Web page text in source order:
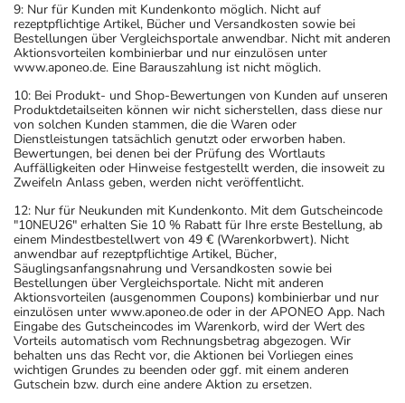
9: Nur für Kunden mit Kundenkonto möglich. Nicht auf
rezeptpflichtige Artikel, Bücher und Versandkosten sowie bei
Bestellungen über Vergleichsportale anwendbar. Nicht mit anderen
Aktionsvorteilen kombinierbar und nur einzulösen unter
www.aponeo.de. Eine Barauszahlung ist nicht möglich.
10: Bei Produkt- und Shop-Bewertungen von Kunden auf unseren
Produktdetailseiten können wir nicht sicherstellen, dass diese nur
von solchen Kunden stammen, die die Waren oder
Dienstleistungen tatsächlich genutzt oder erworben haben.
Bewertungen, bei denen bei der Prüfung des Wortlauts
Auffälligkeiten oder Hinweise festgestellt werden, die insoweit zu
Zweifeln Anlass geben, werden nicht veröffentlicht.
12: Nur für Neukunden mit Kundenkonto. Mit dem Gutscheincode
"10NEU26" erhalten Sie 10 % Rabatt für Ihre erste Bestellung, ab
einem Mindestbestellwert von 49 € (Warenkorbwert). Nicht
anwendbar auf rezeptpflichtige Artikel, Bücher,
Säuglingsanfangsnahrung und Versandkosten sowie bei
Bestellungen über Vergleichsportale. Nicht mit anderen
Aktionsvorteilen (ausgenommen Coupons) kombinierbar und nur
einzulösen unter www.aponeo.de oder in der APONEO App. Nach
Eingabe des Gutscheincodes im Warenkorb, wird der Wert des
Vorteils automatisch vom Rechnungsbetrag abgezogen. Wir
behalten uns das Recht vor, die Aktionen bei Vorliegen eines
wichtigen Grundes zu beenden oder ggf. mit einem anderen
Gutschein bzw. durch eine andere Aktion zu ersetzen.